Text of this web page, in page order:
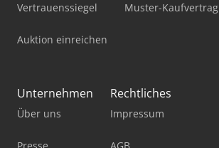
Vertrauenssiegel
Auktion einreichen
Muster-Kaufvertrag
Unternehmen
Über uns
Rechtliches
Impressum